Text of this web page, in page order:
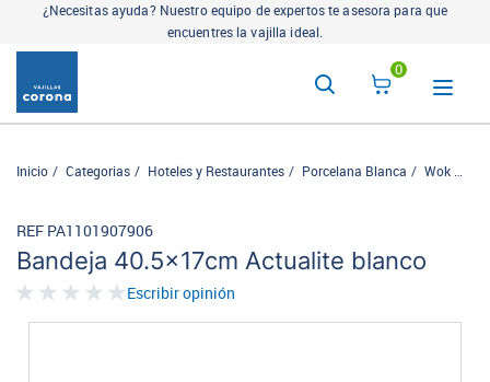
¿Necesitas ayuda? Nuestro equipo de expertos te asesora para que
encuentres la vajilla ideal.
0
Inicio Categorias Hoteles y Restaurantes Porcelana Blanca Wok
Bandeja 40.5x17cm Actualite blanco
REF PA1101907906
Escribir opinión